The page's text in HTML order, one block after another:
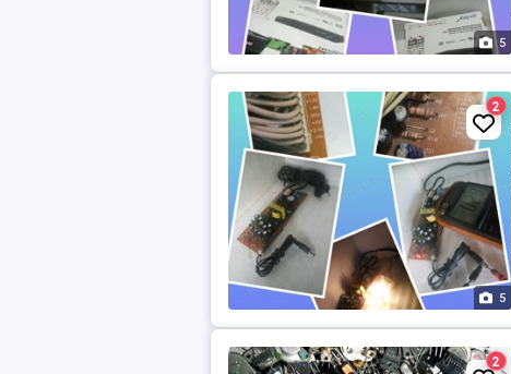
5
5
2
2